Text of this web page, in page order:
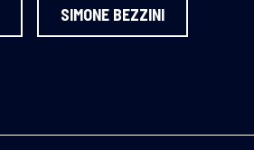
SIMONE BEZZINI